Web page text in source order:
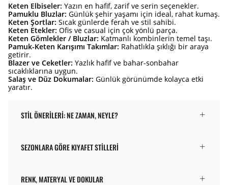
Keten Elbiseler: Yazın en hafif, zarif ve serin seçenekler.
Pamuklu Bluzlar: Günlük şehir yaşamı için ideal, rahat kumaş.
Keten Şortlar: Sıcak günlerde ferah ve stil sahibi.
Keten Etekler: Ofis ve casual için çok yönlü parça.
Keten Gömlekler / Bluzlar: Katmanlı kombinlerin temel taşı.
Pamuk-Keten Karışımı Takımlar: Rahatlıkla şıklığı bir araya
getirir.
Blazer ve Ceketler: Yazlık hafif ve bahar-sonbahar
sıcaklıklarına uygun.
Salaş ve Düz Dokumalar: Günlük görünümde kolayca etki
yaratır.
STIL ÖNERILERI: NE ZAMAN, NEYLE?
SEZONLARA GÖRE KIYAFET STILLERI
RENK, MATERYAL VE DOKULAR